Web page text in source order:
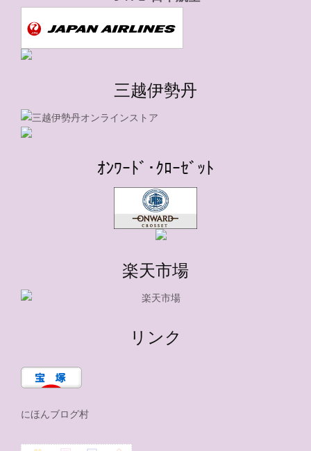
三越伊勢丹
ｵﾝﾜｰﾄﾞ･ｸﾛｰｾﾞｯﾄ
楽天市場
リンク
にほんブログ村